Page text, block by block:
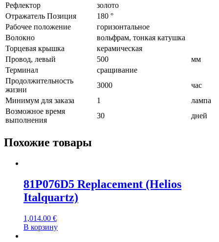
Рефлектор
золото
Отражатель Позиция
180 °
Рабочее положение
горизонтальное
Волокно
вольфрам, тонкая катушка
Торцевая крышка
керамическая
Провод, левый
500
мм
Терминал
сращивание
Продолжительность
жизни
3000
час
Минимум для заказа
1
лампа
Возможное время
выполнения
30 дней
Похожие товары
81P076D5 Replacement (Helios
Italquartz)
1,014.00 €
В корзину